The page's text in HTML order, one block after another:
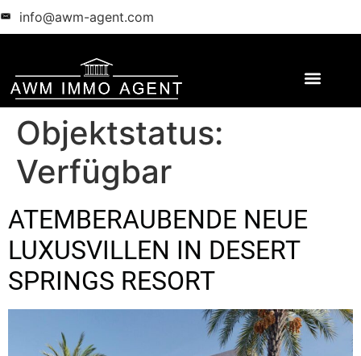
info@awm-agent.com
Objektstatus:
Verfügbar
ATEMBERAUBENDE NEUE
LUXUSVILLEN IN DESERT
SPRINGS RESORT